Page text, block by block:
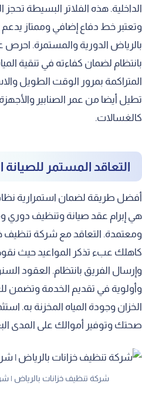
الداخلية. هذه الفلاتر البسيطة
وتعتبر خط دفاع إضافي وممتاز
بالرياض الدورية والمستمرة. احرص
بانتظام لضمان كفاءته في تنقية
المتراكمة بمرور الوقت الطويل
تطيل أيضا من عمر الصنابير والأجهزة
كالغسالات.
التعاقد المستمر للصيانة
أفضل طريقة لضمان استمرارية
هي إبرام عقد صيانة وتنظيف
ومعتمدة. التعاقد مع شركة تنظيف
كاهلك عبء تذكر المواعيد حيث
وإرسال الفريق بانتظام. العقود
وأولوية في تقديم الخدمة وتضمن
الخزان وجودة المياه المخزنة به.
صحتك وتوفير أموالك على المدى
شركة تنظيف خزانات بالرياض |